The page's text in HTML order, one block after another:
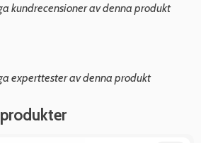
kundrecensioner av denna produkt
experttester av denna produkt